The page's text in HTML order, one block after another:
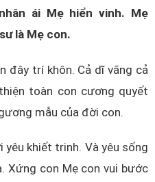
ái Mẹ hiển vinh. Mẹ
là Mẹ con.
đây trí khôn. Cả dĩ vãng cả
toàn con cương quyết
mẫu của đời con.
yêu khiết trinh. Và yêu sống
Xứng con Mẹ con vui bước